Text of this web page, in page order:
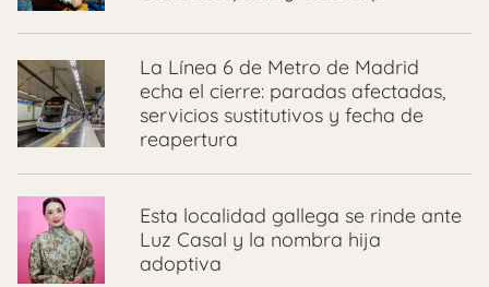
La Línea 6 de Metro de Madrid
echa el cierre: paradas afectadas,
servicios sustitutivos y fecha de
reapertura
Esta localidad gallega se rinde ante
Luz Casal y la nombra hija
adoptiva